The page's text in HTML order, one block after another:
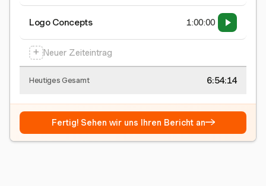
Logo Concepts 1:00:00
+ Neuer Zeiteintrag
Heutiges Gesamt 6:54:15
Fertig! Sehen wir uns Ihren Bericht an→